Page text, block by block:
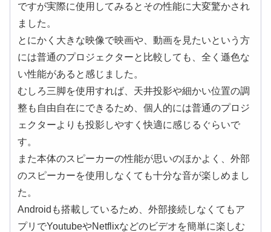
ですが実際に使用してみるとその性能に大変驚かされ
ました。
とにかく大きな映像で映画や、動画を見たいという方
には普通のプロジェクターと比較しても、全く遜色な
い性能があると感じました。
むしろ三脚を使用すれば、天井投影や細かい位置の調
整も自由自在にできるため、個人的には普通のプロジ
ェクターよりも投影しやすく快適に感じるぐらいで
す。
また本体のスピーカーの性能が思いのほかよく、外部
のスピーカーを使用しなくても十分な音が楽しめまし
た。
Androidも搭載しているため、外部接続しなくてもア
プリでYoutubeやNetflixなどのビデオを簡単に楽しむ